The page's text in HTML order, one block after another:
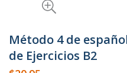
to
the
beginning
Método 4 de
de Ejercicios B2